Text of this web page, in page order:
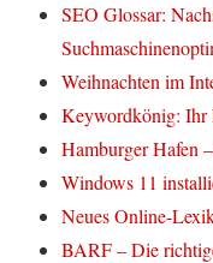
SEO Glossar:
Weihnachten im
Keywordkönig: Ihr
Hamburger Hafen
Windows 11
Neues Online-
BARF – Die